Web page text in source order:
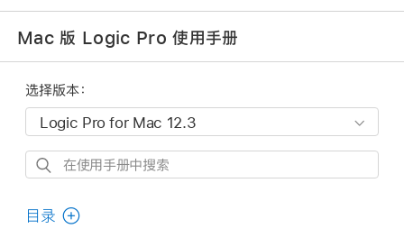
Mac 版 Logic Pro 使用手册
选择版本：
在
用
目录